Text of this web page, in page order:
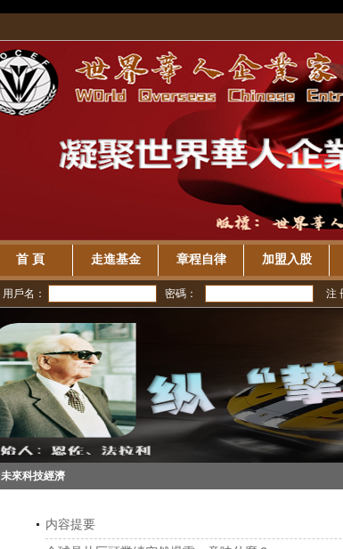
首 頁 走進基金 章程自律 加盟入股
用戶名： 密碼： 注
未來科技經濟
内容提要